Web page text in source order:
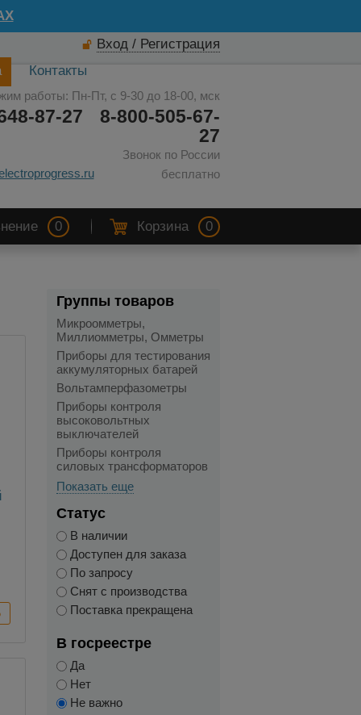
Вход / Регистрация
Контакты
работы: Пн-Пт, с 9-30 до 18-00, мск
8-800-505-67-
27
Звонок по России
бесплатно
87-27
0 Корзина 0
Группы товаров
Микроомметры,
Миллиомметры, Омметры
Приборы для тестирования
аккумуляторных батарей
Вольтамперфазометры
Приборы контроля
высоковольтных
выключателей
Приборы контроля
силовых трансформаторов
Показать еще
Статус
В наличии
Доступен для заказа
По запросу
Снят с производства
Поставка прекращена
В госреестре
Да
Нет
Не важно